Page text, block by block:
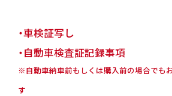
・車検証写し
・自動車検査証記録事項
※自動車納車前もしくは購入前の場合でも
す